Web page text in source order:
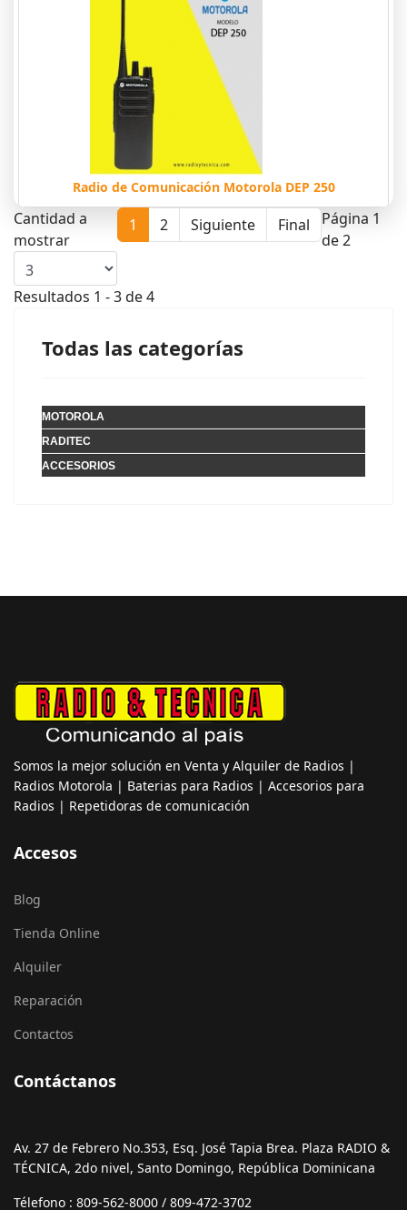
Radio de Comunicación Motorola DEP 250
Cantidad a
mostrar
1 2 Siguiente Final
Página 1
de 2
Resultados 1 - 3 de 4
Todas las categorías
MOTOROLA
RADITEC
ACCESORIOS
Somos la mejor solución en Venta y Alquiler de Radios |
Radios Motorola | Baterias para Radios | Accesorios para
Radios | Repetidoras de comunicación
Accesos
Blog
Tienda Online
Alquiler
Reparación
Contactos
Contáctanos
Av. 27 de Febrero No.353, Esq. José Tapia Brea. Plaza RADIO &
TÉCNICA, 2do nivel, Santo Domingo, República Dominicana
Télefono : 809-562-8000 / 809-472-3702